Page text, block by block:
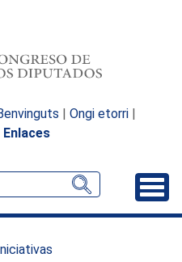
| Ongi etorri |
Enlaces